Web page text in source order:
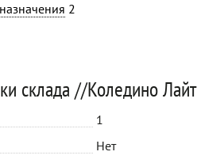
2
склада //Коледино Лайт
1
Нет